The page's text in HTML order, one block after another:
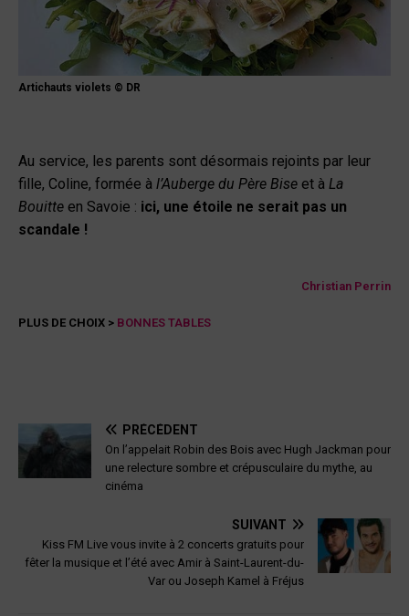
Artichauts violets © DR
Au service, les parents sont désormais rejoints par leur
fille, Coline, formée à l’Auberge du Père Bise et à La
Bouitte en Savoie : ici, une étoile ne serait pas un
scandale !
Christian Perrin
PLUS DE CHOIX > BONNES TABLES
PRÉCÉDENT
On l’appelait Robin des Bois avec Hugh Jackman pour
une relecture sombre et crépusculaire du mythe, au
cinéma
SUIVANT
Kiss FM Live vous invite à 2 concerts gratuits pour
fêter la musique et l’été avec Amir à Saint-Laurent-du-
Var ou Joseph Kamel à Fréjus